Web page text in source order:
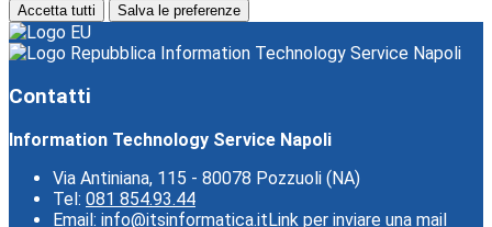
Accetta tutti Salva le preferenze
Information Technology Service Napoli
Contatti
Information Technology Service Napoli
Via Antiniana, 115 - 80078 Pozzuoli (NA)
Tel: 081 854.93.44
Email: info@itsinformatica.itLink per inviare una mail